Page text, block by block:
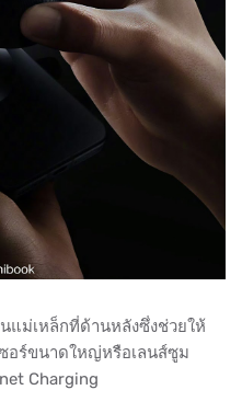
แม่เหล็กที่ด้านหลังซึ่งช่วยให้
อร์ขนาดใหญ่หรือเลนส์ซูม
Charging